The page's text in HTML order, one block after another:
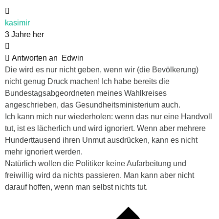
kasimir
3 Jahre her
Antworten an
Edwin
Die wird es nur nicht geben, wenn wir (die Bevölkerung)
nicht genug Druck machen! Ich habe bereits die
Bundestagsabgeordneten meines Wahlkreises
angeschrieben, das Gesundheitsministerium auch.
Ich kann mich nur wiederholen: wenn das nur eine Handvoll
tut, ist es lächerlich und wird ignoriert. Wenn aber mehrere
Hunderttausend ihren Unmut ausdrücken, kann es nicht
mehr ignoriert werden.
Natürlich wollen die Politiker keine Aufarbeitung und
freiwillig wird da nichts passieren. Man kann aber nicht
darauf hoffen, wenn man selbst nichts tut.